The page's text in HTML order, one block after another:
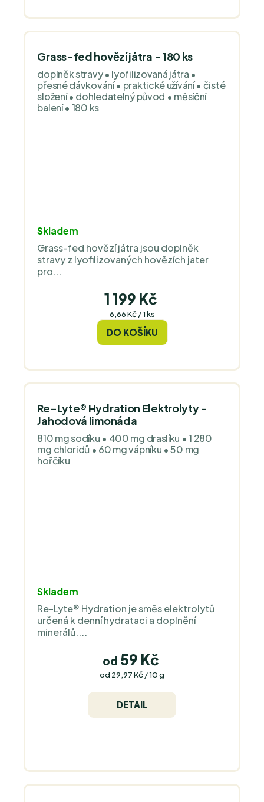
Grass-fed hovězí játra - 180 ks
doplněk stravy • lyofilizovaná játra •
přesné dávkování • praktické užívání • čisté
složení • dohledatelný původ • měsíční
balení • 180 ks
Skladem
Grass-fed hovězí játra jsou doplněk
stravy z lyofilizovaných hovězích jater
pro...
1 199 Kč
Měrná
6,66 Kč / 1 ks
DO KOŠÍKU
Re-Lyte® Hydration Elektrolyty -
Jahodová limonáda
810 mg sodíku • 400 mg draslíku • 1 280
mg chloridů • 60 mg vápníku • 50 mg
hořčíku
Skladem
Re-Lyte® Hydration je směs elektrolytů
určená k denní hydrataci a doplnění
minerálů....
od 59 Kč
Měrná
od 29,97 Kč / 10 g
DETAIL